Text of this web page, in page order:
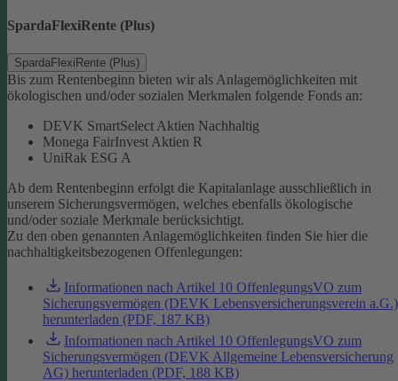
SpardaFlexiRente (Plus)
SpardaFlexiRente (Plus)
Bis zum Rentenbeginn bieten wir als Anlagemöglichkeiten mit
ökologischen und/oder sozialen Merkmalen folgende Fonds an:
DEVK SmartSelect Aktien Nachhaltig
Monega FairInvest Aktien R
UniRak ESG A
Ab dem Rentenbeginn erfolgt die Kapitalanlage ausschließlich in
unserem Sicherungsvermögen, welches ebenfalls ökologische
und/oder soziale Merkmale berücksichtigt.
Zu den oben genannten Anlagemöglichkeiten finden Sie hier die
nachhaltigkeitsbezogenen Offenlegungen:
Informationen nach Artikel 10 OffenlegungsVO zum
Sicherungsvermögen (DEVK Lebensversicherungsverein a.G.)
herunterladen (PDF, 187 KB)
Informationen nach Artikel 10 OffenlegungsVO zum
Sicherungsvermögen (DEVK Allgemeine Lebensversicherung
AG) herunterladen (PDF, 188 KB)